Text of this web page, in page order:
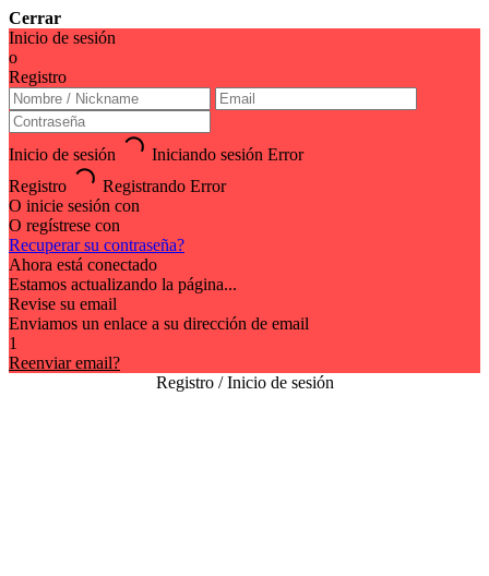
Cerrar
Inicio de sesión
o
Registro
Inicio de sesión Iniciando sesión Error
Registro
Registrando Error
O inicie sesión con
O regístrese con
Recuperar su contraseña?
Ahora está conectado
Estamos actualizando la página...
Revise su email
Enviamos un enlace a su dirección de email
1
Reenviar email?
Registro / Inicio de sesión